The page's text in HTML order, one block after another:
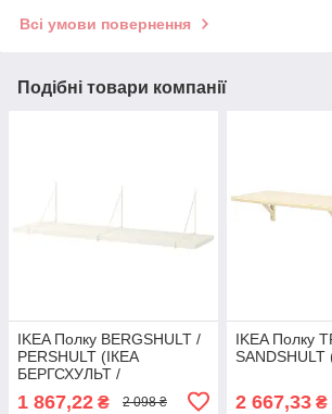
Всі умови повернення
Подібні товари компанії
IKEA Полку BERGSHULT /
PERSHULT (ІКЕА
БЕРГСХУЛЬТ /
1 867,22 ₴ 2 098 ₴
IKEA Полку
2 667,33₴